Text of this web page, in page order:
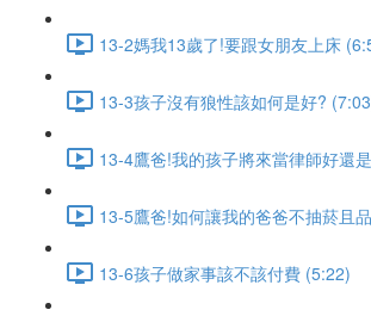
13-2媽我13歲了!要跟女朋友上床
13-3孩子沒有狼性該如何是好?
13-4鷹爸!我的孩子將來當律師好還
13-5鷹爸!如何讓我的爸爸不抽菸且
13-6孩子做家事該不該付費 (5:22)